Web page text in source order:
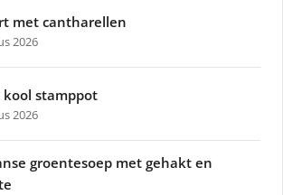
met cantharellen
2026
kool stamppot
2026
groentesoep met gehakt en